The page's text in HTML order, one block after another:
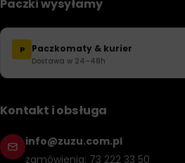
Paczki wysyłamy
P Paczkomaty & kurier
Dostawa w 24–48h
Kontakt i obsługa
info@zuzu.com.pl
zamówienia: 73 222 33 50